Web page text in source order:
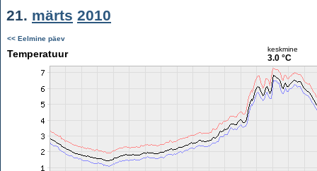
21. märts 2010
<< Eelmine päev
Temperatuur keskmine
3.0 °C